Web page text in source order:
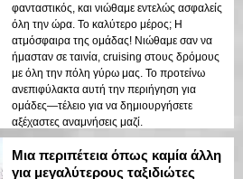
φανταστικός, και νιώθαμε εντελώς ασφαλείς
όλη την ώρα. Το καλύτερο μέρος; Η
ατμόσφαιρα της ομάδας! Νιώθαμε σαν να
ήμασταν σε ταινία, cruising στους δρόμους
με όλη την πόλη γύρω μας. Το προτείνω
ανεπιφύλακτα αυτή την περιήγηση για
ομάδες—τέλειο για να δημιουργήσετε
αξέχαστες αναμνήσεις μαζί.
Μια περιπέτεια όπως καμία άλλη
για μεγαλύτερους ταξιδιώτες